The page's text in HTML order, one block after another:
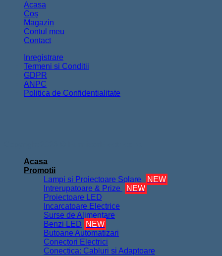
Acasa
Coș
Magazin
Contul meu
Contact
Inregistrare
Termeni si Conditii
GDPR
ANPC
Politica de Confidentialitate
Acasa
Promotii
Lampi si Proiectoare Solare
NEW
Intrerupatoare & Prize
NEW
Proiectoare LED
Incarcatoare Electrice
Surse de Alimentare
Benzi LED
NEW
Butoane Automatizari
Conectori Electrici
Conectica: Cabluri si Adaptoare